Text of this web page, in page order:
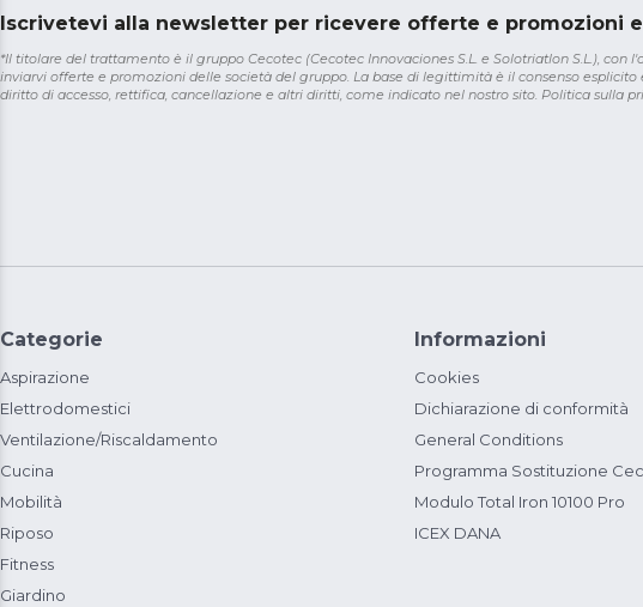
Iscrivetevi alla newsletter per ricevere offerte e promozioni
*Il titolare del trattamento è il gruppo Cecotec (Cecotec Innovaciones S.L. e Solotriatlon S.L.), con
inviarvi offerte e promozioni delle società del gruppo. La base di legittimità è il consenso esplicito
diritto di accesso, rettifica, cancellazione e altri diritti, come indicato nel nostro sito. Politica sulla
Categorie
Aspirazione
Elettrodomestici
Ventilazione/Riscaldamento
Cucina
Mobilità
Riposo
Fitness
Giardino
Informazioni
Cookies
Dichiarazione di conformità
General Conditions
Programma Sostituzione
Modulo Total Iron 10100 Pro
ICEX DANA